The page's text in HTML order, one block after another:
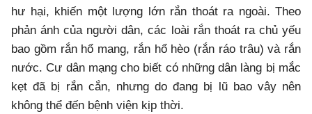
hư hại, khiến một lượng lớn rắn thoát ra ngoài. Theo
phản ánh của người dân, các loài rắn thoát ra chủ yếu
bao gồm rắn hổ mang, rắn hổ hèo (rắn ráo trâu) và rắn
nước. Cư dân mạng cho biết có những dân làng bị mắc
kẹt đã bị rắn cắn, nhưng do đang bị lũ bao vây nên
không thể đến bệnh viện kịp thời.